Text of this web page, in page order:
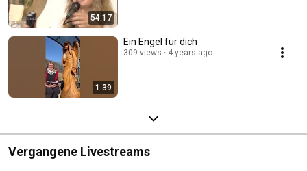
54:17
1:39
Ein Engel für dich
309 views 4 years ago
Vergangene Livestreams